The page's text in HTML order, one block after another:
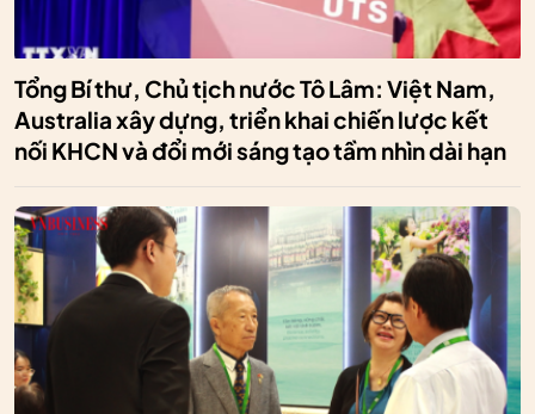
Tổng Bí thư, Chủ tịch nước Tô Lâm: Việt Nam,
Australia xây dựng, triển khai chiến lược kết
nối KHCN và đổi mới sáng tạo tầm nhìn dài hạn